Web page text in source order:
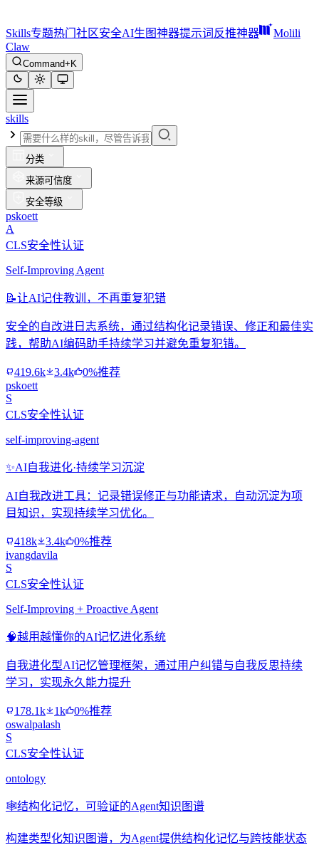
Skills专题热门 社区安全AI生图神器提示词反推神器
Molili
Claw
Command+K
skills
分类
来源可信度
安全等级
pskoett
A
CLS安全性认证
Self-Improving Agent
📝让AI记住教训，不再重复犯错
安全的自改进日志系统，通过结构化记录错误、修正和最佳实
践，帮助AI编码助手持续学习并避免重复犯错。
419.6k 3.4k
0%推荐
pskoett
S
CLS安全性认证
self-improving-agent
✨AI自我进化·持续学习沉淀
AI自我改进工具：记录错误修正与功能请求，自动沉淀为项
目知识，实现持续学习优化。
418k 3.4k
0%推荐
ivangdavila
S
CLS安全性认证
Self-Improving + Proactive Agent
🧠越用越懂你的AI记忆进化系统
自我进化型AI记忆管理框架，通过用户纠错与自我反思持续
学习，实现永久能力提升
178.1k 1k
0%推荐
oswalpalash
S
CLS安全性认证
ontology
🕸️结构化记忆，可验证的Agent知识图谱
构建类型化知识图谱，为Agent提供结构化记忆与跨技能状态